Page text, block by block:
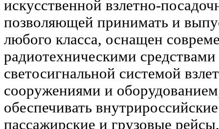
искусственной взлетно-
позволяющей принимать и
любого класса, оснащен
радиотехническими средствами
светосигнальной системой
сооружениями и
обеспечивать
пассажирские и грузовые